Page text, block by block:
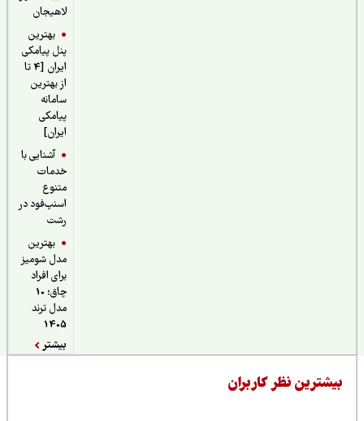
لاهیجان
بهترین
پنل پیامکی
ایران [4 تا
از بهترین
سامانه
پیامکی
آشنایی با
خدمات
اسنپ‌فود در
بهترین
مدل شومیز
برای افراد
چاق؛ 10
مدل ترند
نظر کاربران